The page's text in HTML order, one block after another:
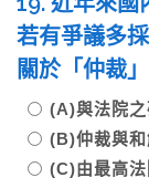
若有爭議多
關於「仲裁
(A)與法院
(B)仲裁與
(C)由最高